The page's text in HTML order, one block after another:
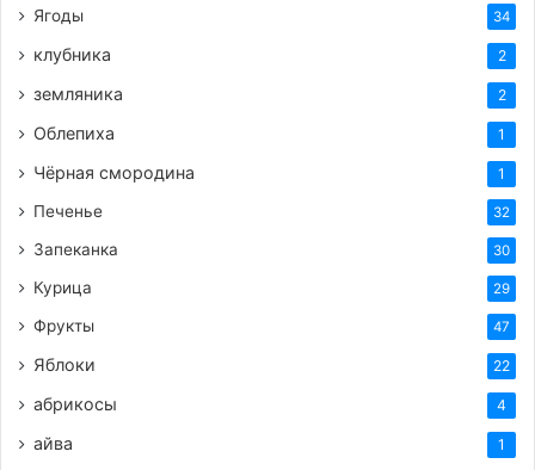
Ягоды 34
клубника 2
земляника 2
Облепиха 1
Чёрная смородина 1
Печенье 32
Запеканка 30
Курица 29
Фрукты 47
Яблоки 22
абрикосы 4
айва 1